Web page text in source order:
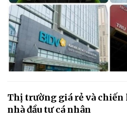
Thị trường giá rẻ và chiến
nhà đầu tư cá nhân